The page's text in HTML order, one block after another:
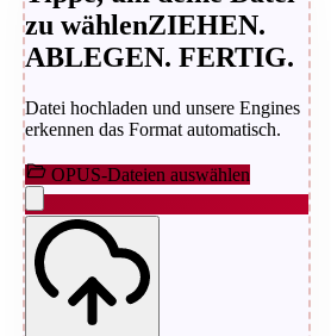
zu wählenZIEHEN.
ABLEGEN. FERTIG.
Datei hochladen und unsere Engines
erkennen das Format automatisch.
OPUS-Dateien auswählen